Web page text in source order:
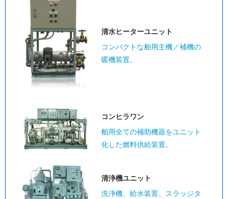
清水ヒーターユニット
コンパクトな舶用主機／補機の
暖機装置。
コンヒラワン
舶用全ての補助機器をユニット
化した燃料供給装置。
清浄機ユニット
洗浄機、給水装置、スラッジタ